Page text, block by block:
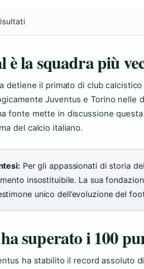
è la squadra più
detiene il primato di club
Juventus e Torino nelle
fonte mette in discussione
del calcio italiano.
Per gli appassionati di storia
insostituibile. La sua
unico dell’evoluzione del
superato i 100
ha stabilito il record assoluto